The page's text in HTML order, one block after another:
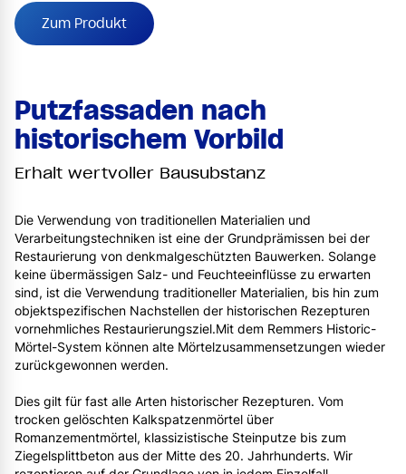
Zum Produkt
Putzfassaden nach
historischem Vorbild
Erhalt wertvoller Bausubstanz
Die Verwendung von traditionellen Materialien und
Verarbeitungstechniken ist eine der Grundprämissen bei der
Restaurierung von denkmalgeschützten Bauwerken. Solange
keine übermässigen Salz- und Feuchteeinflüsse zu erwarten
sind, ist die Verwendung traditioneller Materialien, bis hin zum
objektspezifischen Nachstellen der historischen Rezepturen
vornehmliches Restaurierungsziel.Mit dem Remmers Historic-
Mörtel-System können alte Mörtelzusammensetzungen wieder
zurückgewonnen werden.
Dies gilt für fast alle Arten historischer Rezepturen. Vom
trocken gelöschten Kalkspatzenmörtel über
Romanzementmörtel, klassizistische Steinputze bis zum
Ziegelsplittbeton aus der Mitte des 20. Jahrhunderts. Wir